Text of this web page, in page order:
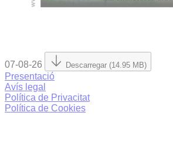
07-08-26 Descarregar (14.95 MB)
Presentació
Avís legal
Política de Privacitat
Política de Cookies